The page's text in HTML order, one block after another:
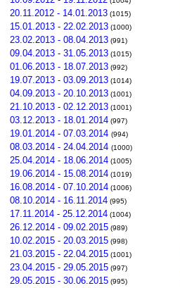
20.11.2012 - 14.01.2013 (1015)
15.01.2013 - 22.02.2013 (1000)
23.02.2013 - 08.04.2013 (991)
09.04.2013 - 31.05.2013 (1015)
01.06.2013 - 18.07.2013 (992)
19.07.2013 - 03.09.2013 (1014)
04.09.2013 - 20.10.2013 (1001)
21.10.2013 - 02.12.2013 (1001)
03.12.2013 - 18.01.2014 (997)
19.01.2014 - 07.03.2014 (994)
08.03.2014 - 24.04.2014 (1000)
25.04.2014 - 18.06.2014 (1005)
19.06.2014 - 15.08.2014 (1019)
16.08.2014 - 07.10.2014 (1006)
08.10.2014 - 16.11.2014 (995)
17.11.2014 - 25.12.2014 (1004)
26.12.2014 - 09.02.2015 (989)
10.02.2015 - 20.03.2015 (998)
21.03.2015 - 22.04.2015 (1001)
23.04.2015 - 29.05.2015 (997)
29.05.2015 - 30.06.2015 (995)